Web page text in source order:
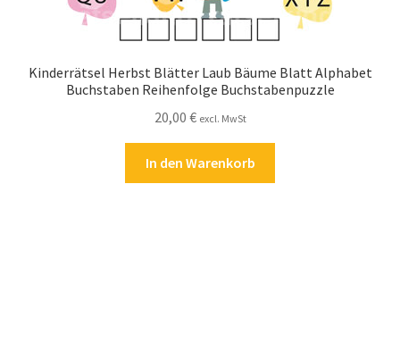
Kinderrätsel Herbst Blätter Laub Bäume Blatt Alphabet
Buchstaben Reihenfolge Buchstabenpuzzle
20,00 € excl. MwSt
In den Warenkorb